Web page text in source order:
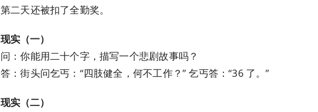
第二天还被扣了全勤奖。
现实（一）
问：你能用二十个字，描写一个悲剧故事吗？
答：街头问乞丐：“四肢健全，何不工作？” 乞丐答：“36 了。”
现实（二）